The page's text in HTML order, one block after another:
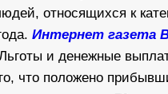
относящихся к
Интернет газета
и денежные
что положено